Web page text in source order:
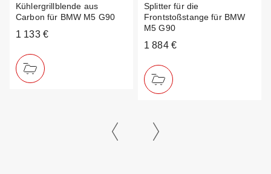
Kühlergrillblende aus
Carbon für BMW M5 G90
1 133 €
Splitter für die
Frontstoßstange für BMW
M5 G90
1 884 €